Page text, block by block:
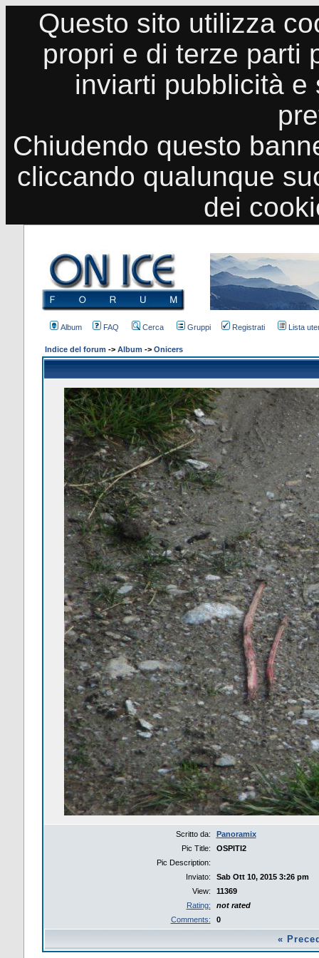
Questo sito utilizza
propri e di terze parti
inviarti pubblicità
Chiudendo questo
cliccando qualunque
dei
Album FAQ Cerca Gruppi Registrati Lista
Indice del forum -> Album -> Onicers
Scritto da:
Panoramix
Pic Title:
OSPITI2
Pic Description:
Inviato:
Sab Ott 10, 2015 3:26 pm
View:
11369
Rating:
not rated
Comments:
0
«